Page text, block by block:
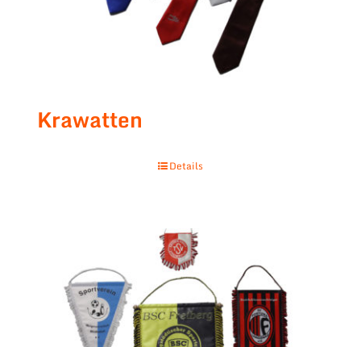
Krawatten
Details